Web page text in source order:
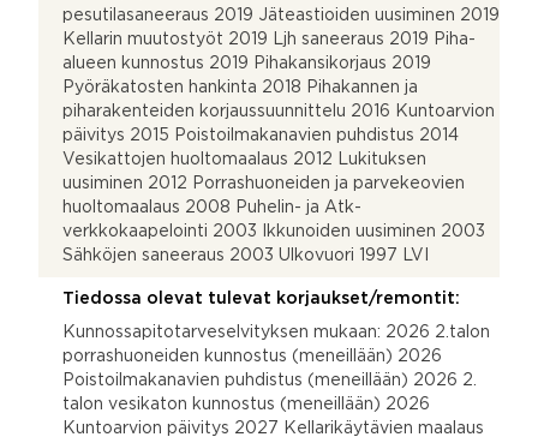
pesutilasaneeraus 2019 Jäteastioiden uusiminen 2019
Kellarin muutostyöt 2019 Ljh saneeraus 2019 Piha-
alueen kunnostus 2019 Pihakansikorjaus 2019
Pyöräkatosten hankinta 2018 Pihakannen ja
piharakenteiden korjaussuunnittelu 2016 Kuntoarvion
päivitys 2015 Poistoilmakanavien puhdistus 2014
Vesikattojen huoltomaalaus 2012 Lukituksen
uusiminen 2012 Porrashuoneiden ja parvekeovien
huoltomaalaus 2008 Puhelin- ja Atk-
verkkokaapelointi 2003 Ikkunoiden uusiminen 2003
Sähköjen saneeraus 2003 Ulkovuori 1997 LVI
Tiedossa olevat tulevat korjaukset/remontit:
Kunnossapitotarveselvityksen mukaan: 2026 2.talon
porrashuoneiden kunnostus (meneillään) 2026
Poistoilmakanavien puhdistus (meneillään) 2026 2.
talon vesikaton kunnostus (meneillään) 2026
Kuntoarvion päivitys 2027 Kellarikäytävien maalaus